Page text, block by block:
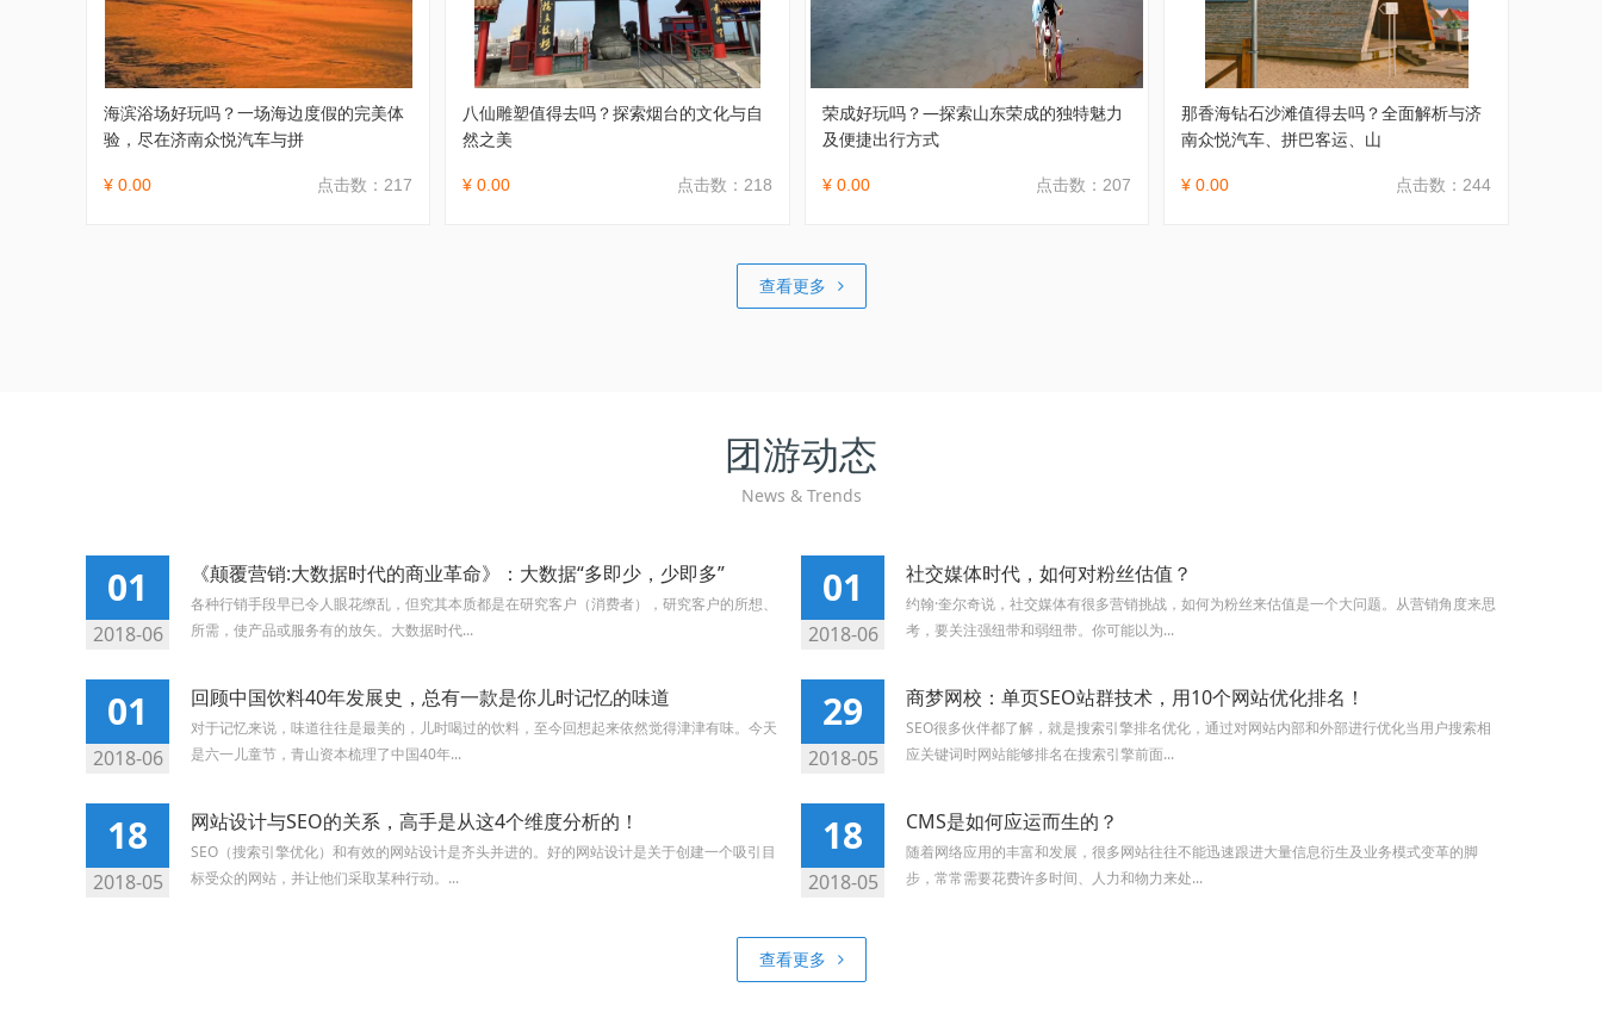
海滨浴场好玩吗？一场海边度假的完美体
验，尽在济南众悦汽车与拼
点击数：217
¥ 0.00
八仙雕塑值得去吗？探索烟台的文化与自
然之美
点击数：218
¥ 0.00
荣成好玩吗？—探索山东荣成的独特魅力
及便捷出行方式
点击数：207
¥ 0.00
那香海钻石沙滩值得去吗？全面解析与济
南众悦汽车、拼巴客运、山
点击数：244
¥ 0.00
查看更多
团游动态
News & Trends
01
2018-06
《颠覆营销:大数据时代的商业革命》：大数据“多即少，少即多”
各种行销手段早已令人眼花缭乱，但究其本质都是在研究客户（消费者），研究客户的所想、
所需，使产品或服务有的放矢。大数据时代...
01
2018-06
社交媒体时代，如何对粉丝估值？
约翰·奎尔奇说，社交媒体有很多营销挑战，如何为粉丝来估值是一个大问题。从营销角度来思
考，要关注强纽带和弱纽带。你可能以为...
01
2018-06
回顾中国饮料40年发展史，总有一款是你儿时记忆的味道
对于记忆来说，味道往往是最美的，儿时喝过的饮料，至今回想起来依然觉得津津有味。今天
是六一儿童节，青山资本梳理了中国40年...
29
2018-05
商梦网校：单页SEO站群技术，用10个网站优化排名！
SEO很多伙伴都了解，就是搜索引擎排名优化，通过对网站内部和外部进行优化当用户搜索相
应关键词时网站能够排名在搜索引擎前面...
18
2018-05
网站设计与SEO的关系，高手是从这4个维度分析的！
SEO（搜索引擎优化）和有效的网站设计是齐头并进的。好的网站设计是关于创建一个吸引目
标受众的网站，并让他们采取某种行动。...
18
2018-05
CMS是如何应运而生的？
随着网络应用的丰富和发展，很多网站往往不能迅速跟进大量信息衍生及业务模式变革的脚
步，常常需要花费许多时间、人力和物力来处...
查看更多